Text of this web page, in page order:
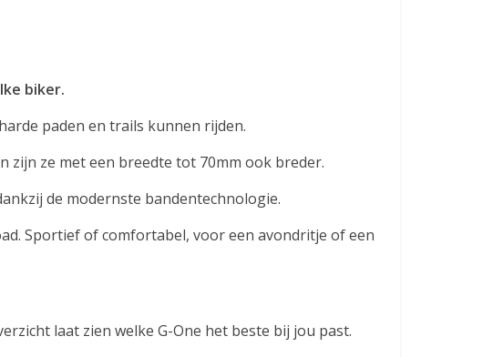
biker.
paden en trails kunnen rijden.
ze met een breedte tot 70mm ook breder.
de modernste bandentechnologie.
Sportief of comfortabel, voor een avondritje of een
laat zien welke G-One het beste bij jou past.